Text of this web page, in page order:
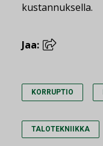
kustannuksella.
Jaa:
KORRUPTIO
TALOTEKNIIKKA